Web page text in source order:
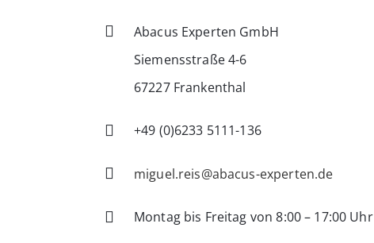
Abacus Experten GmbH
Siemensstraße 4-6
67227 Frankenthal
+49 (0)6233 5111-136
miguel.reis@abacus-experten.de
Montag bis Freitag von 8:00 – 17:00 Uhr